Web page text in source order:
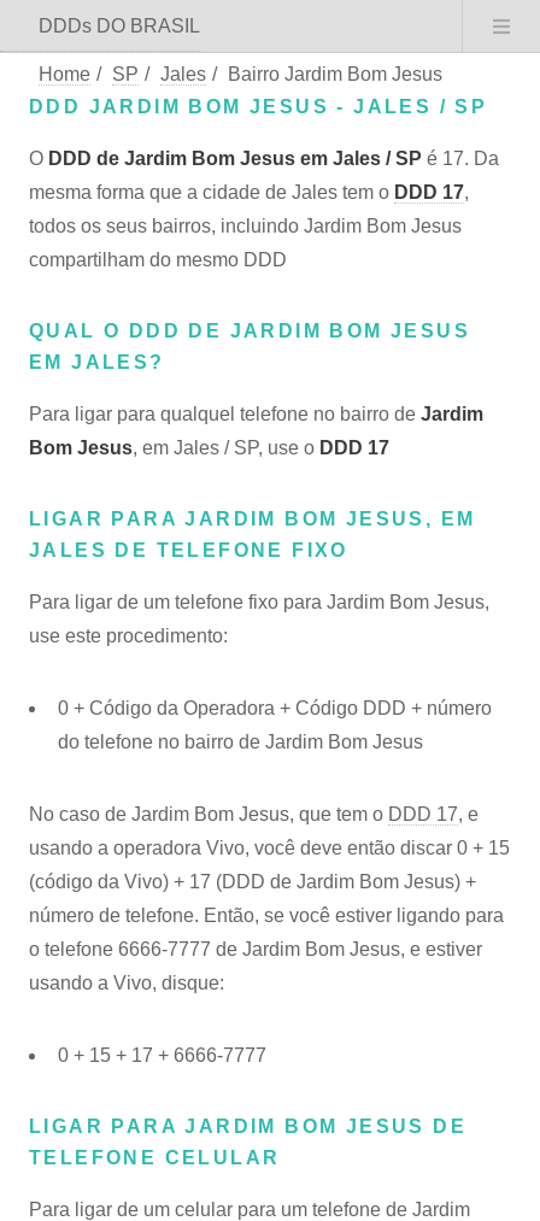
DDDs DO BRASIL
Home / SP / Jales /
Bairro Jardim Bom Jesus
DDD JARDIM BOM JESUS - JALES / SP
O DDD de Jardim Bom Jesus em Jales / SP é 17. Da
mesma forma que a cidade de Jales tem o DDD 17,
todos os seus bairros, incluindo Jardim Bom Jesus
compartilham do mesmo DDD
QUAL O DDD DE JARDIM BOM JESUS
EM JALES?
Para ligar para qualquel telefone no bairro de Jardim
Bom Jesus, em Jales / SP, use o DDD 17
LIGAR PARA JARDIM BOM JESUS, EM
JALES DE TELEFONE FIXO
Para ligar de um telefone fixo para Jardim Bom Jesus,
use este procedimento:
0 + Código da Operadora + Código DDD + número
do telefone no bairro de Jardim Bom Jesus
No caso de Jardim Bom Jesus, que tem o DDD 17, e
usando a operadora Vivo, você deve então discar 0 + 15
(código da Vivo) + 17 (DDD de Jardim Bom Jesus) +
número de telefone. Então, se você estiver ligando para
o telefone 6666-7777 de Jardim Bom Jesus, e estiver
usando a Vivo, disque:
0 + 15 + 17 + 6666-7777
LIGAR PARA JARDIM BOM JESUS DE
TELEFONE CELULAR
Para ligar de um celular para um telefone de Jardim